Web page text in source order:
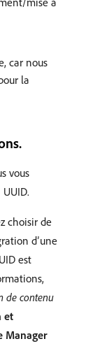
car nous
la
vous
choisir de
d’une
est
de contenu
et
Manager